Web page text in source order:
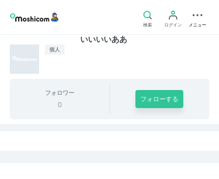
検索 ログイン メニュー
個人
いいいいああ
フォロワー
0
フォローする